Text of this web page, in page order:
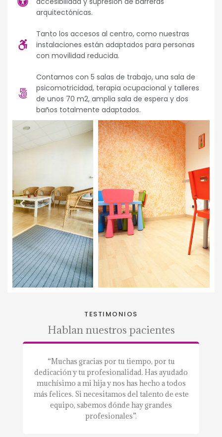
arquitectónicas.
Tanto los accesos al centro, como nuestras
instalaciones están adaptados para personas
con movilidad reducida.
Contamos con 5 salas de trabajo, una sala de
psicomotricidad, terapia ocupacional y talleres
de unos 70 m2, amplia sala de espera y dos
baños totalmente adaptados.
TESTIMONIOS
Hablan nuestros pacientes
“Muchas gracias por tu tiempo, por tu
dedicación y tu profesionalidad. Has ayudado
muchísimo a mi hija y nos has hecho a todos
más felices. Si necesitamos del talento de este
equipo, sabemos dónde hay grandes
profesionales”.